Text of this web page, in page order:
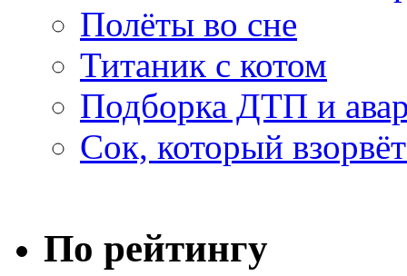
Полёты во сне
Титаник с котом
Подборка ДТП и
Сок, который
По рейтингу